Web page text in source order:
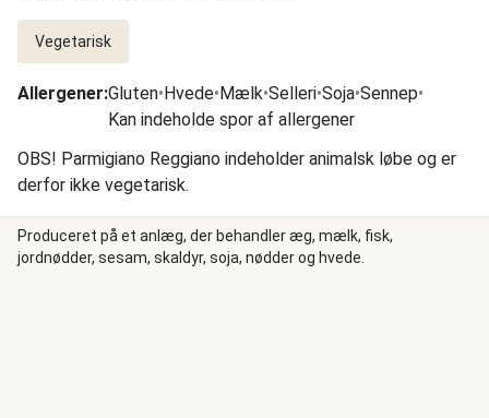
Vegetarisk
Allergener:Gluten•Hvede•Mælk•Selleri•Soja•Sennep•
Kan indeholde spor af allergener
OBS! Parmigiano Reggiano indeholder animalsk løbe og er
derfor ikke vegetarisk.
Produceret på et anlæg, der behandler æg, mælk, fisk,
jordnødder, sesam, skaldyr, soja, nødder og hvede.